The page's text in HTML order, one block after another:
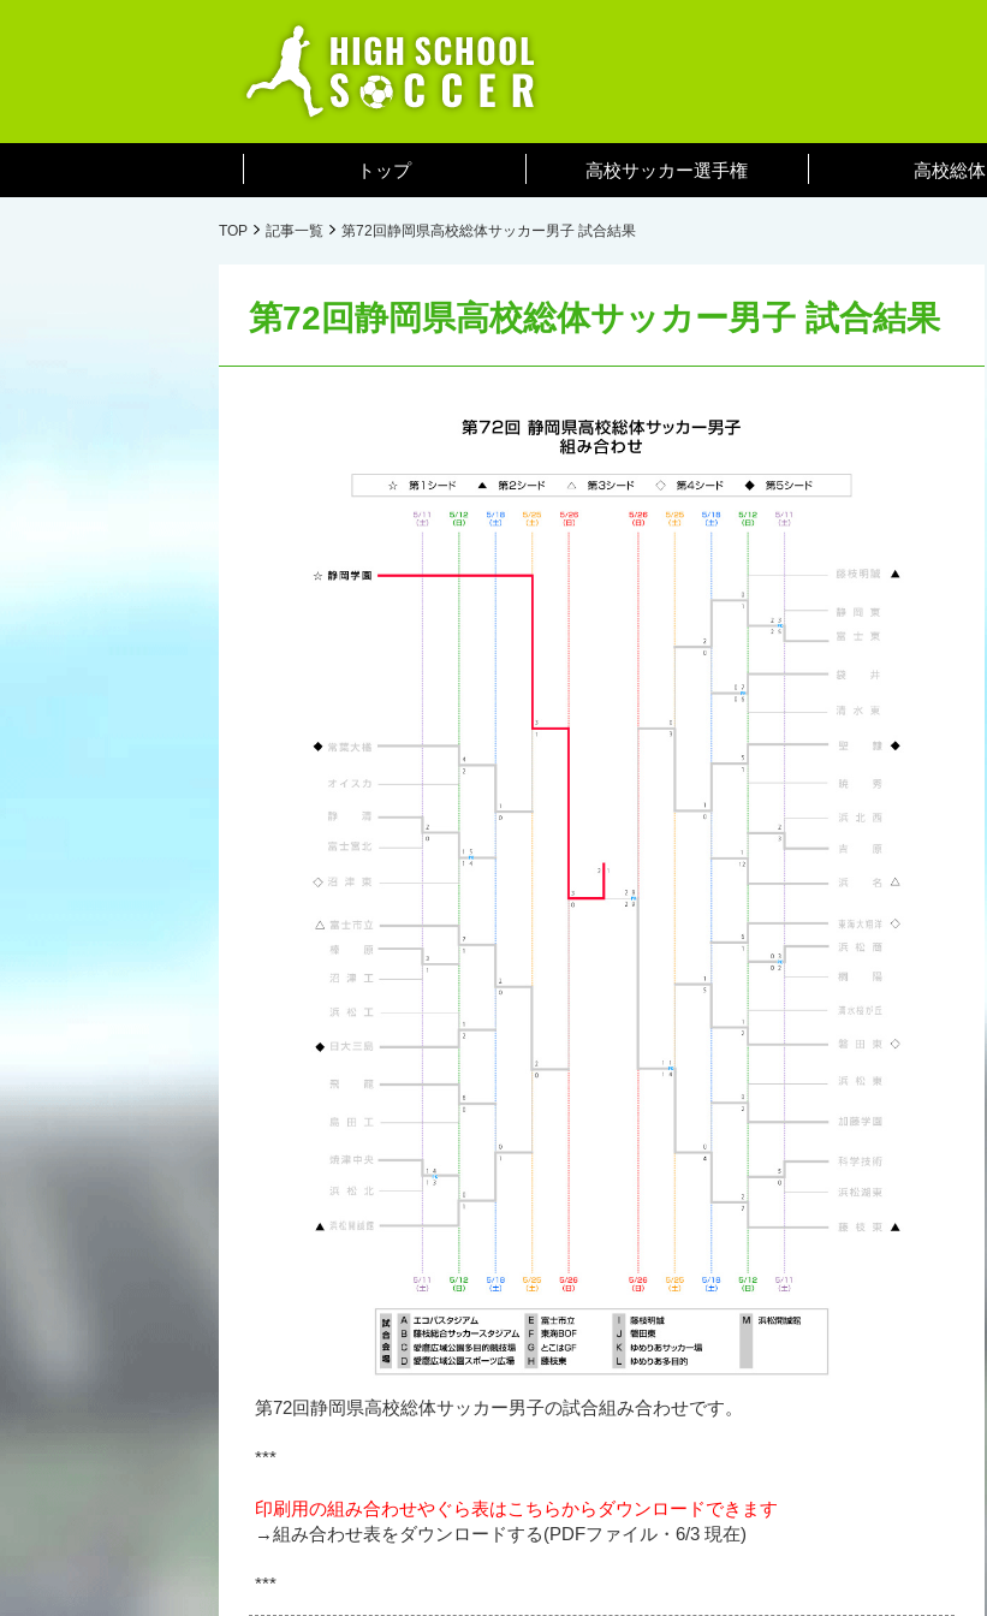
トップ 高校サッカー選手権 高校総体
TOP 記事一覧 第72回静岡県高校総体サッカー男子 試合結果
第72回静岡県高校総体サッカー男子 試合結果
第72回静岡県高校総体サッカー男子の試合組み合わせです。
***
印刷用の組み合わせやぐら表はこちらからダウンロードできます
→組み合わせ表をダウンロードする(PDFファイル・6/3 現在)
***